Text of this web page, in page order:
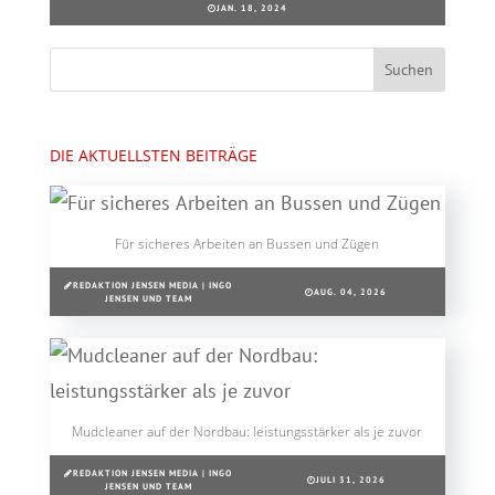
JAN. 18, 2024
DIE AKTUELLSTEN BEITRÄGE
Für sicheres Arbeiten an Bussen und Zügen
REDAKTION JENSEN MEDIA | INGO
JENSEN UND TEAM
AUG. 04, 2026
Mudcleaner auf der Nordbau: leistungsstärker als je zuvor
REDAKTION JENSEN MEDIA | INGO
JENSEN UND TEAM
JULI 31, 2026